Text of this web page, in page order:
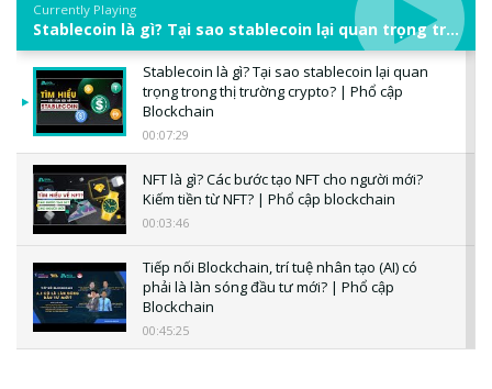
Currently Playing
Stablecoin là gì? Tại sao stablecoin lại quan trọng trong thị trường crypto? | Phổ cập Blockchain
Stablecoin là gì? Tại sao stablecoin lại quan
trọng trong thị trường crypto? | Phổ cập
Blockchain
00:07:29
NFT là gì? Các bước tạo NFT cho người mới?
Kiếm tiền từ NFT? | Phổ cập blockchain
00:03:46
Tiếp nối Blockchain, trí tuệ nhân tạo (AI) có
phải là làn sóng đầu tư mới? | Phổ cập
Blockchain
00:45:25